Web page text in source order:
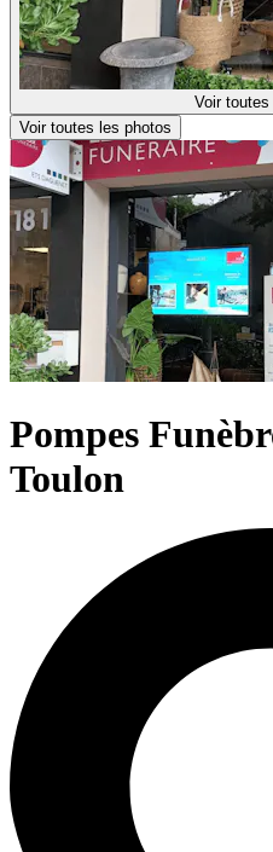
Voir
Voir toutes les photos
Pompes
Toulon